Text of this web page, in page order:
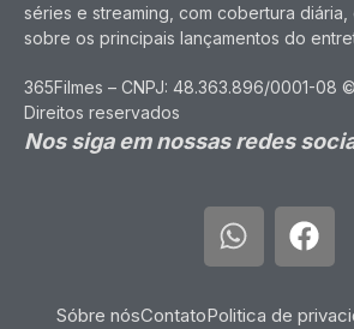
séries e streaming, com cobertura diária,
sobre os principais lançamentos do
365Filmes – CNPJ: 48.363.896/0001-08
Direitos reservados
Nos siga em nossas redes
Sóbre nósContatoPolitica de